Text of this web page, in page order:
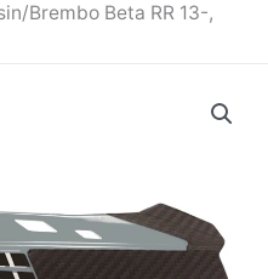
Brembo Beta RR 13-,
Aktueller
35,95€.